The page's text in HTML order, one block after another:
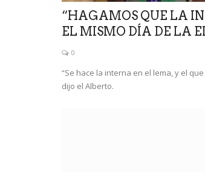
“HAGAMOS QUE LA
EL MISMO DÍA DE LA
0
“Se hace la interna en el lema, y el
dijo el Alberto.